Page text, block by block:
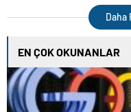
Daha
EN ÇOK OKUNANLAR